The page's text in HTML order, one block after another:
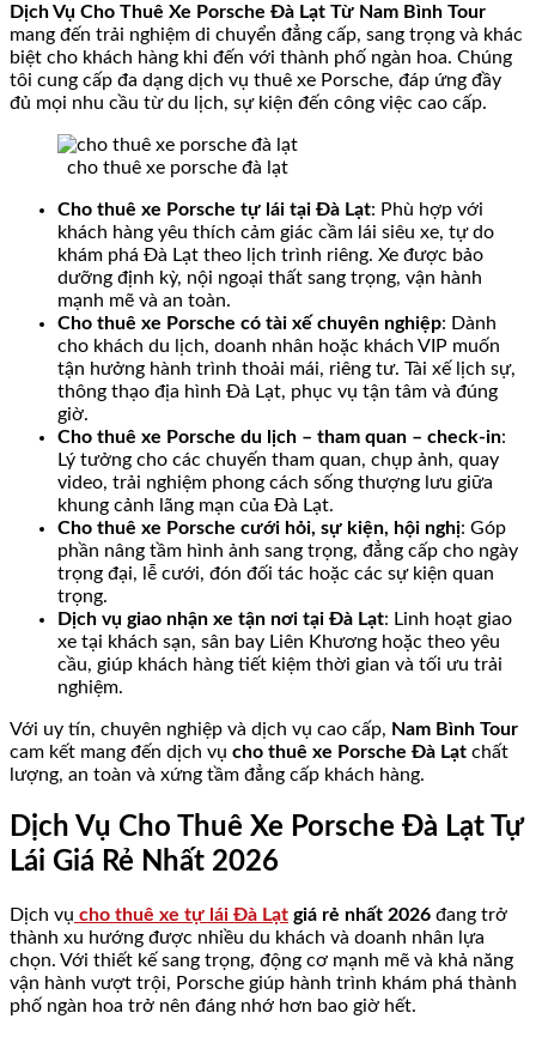
Dịch Vụ Cho Thuê Xe Porsche Đà Lạt Từ Nam Bình Tour
mang đến trải nghiệm di chuyển đẳng cấp, sang trọng và khác
biệt cho khách hàng khi đến với thành phố ngàn hoa. Chúng
tôi cung cấp đa dạng dịch vụ thuê xe Porsche, đáp ứng đầy
đủ mọi nhu cầu từ du lịch, sự kiện đến công việc cao cấp.
cho thuê xe porsche đà lạt
Cho thuê xe Porsche tự lái tại Đà Lạt: Phù hợp với
khách hàng yêu thích cảm giác cầm lái siêu xe, tự do
khám phá Đà Lạt theo lịch trình riêng. Xe được bảo
dưỡng định kỳ, nội ngoại thất sang trọng, vận hành
mạnh mẽ và an toàn.
Cho thuê xe Porsche có tài xế chuyên nghiệp: Dành
cho khách du lịch, doanh nhân hoặc khách VIP muốn
tận hưởng hành trình thoải mái, riêng tư. Tài xế lịch sự,
thông thạo địa hình Đà Lạt, phục vụ tận tâm và đúng
giờ.
Cho thuê xe Porsche du lịch – tham quan – check-in:
Lý tưởng cho các chuyến tham quan, chụp ảnh, quay
video, trải nghiệm phong cách sống thượng lưu giữa
khung cảnh lãng mạn của Đà Lạt.
Cho thuê xe Porsche cưới hỏi, sự kiện, hội nghị: Góp
phần nâng tầm hình ảnh sang trọng, đẳng cấp cho ngày
trọng đại, lễ cưới, đón đối tác hoặc các sự kiện quan
trọng.
Dịch vụ giao nhận xe tận nơi tại Đà Lạt: Linh hoạt giao
xe tại khách sạn, sân bay Liên Khương hoặc theo yêu
cầu, giúp khách hàng tiết kiệm thời gian và tối ưu trải
nghiệm.
Với uy tín, chuyên nghiệp và dịch vụ cao cấp, Nam Bình Tour
cam kết mang đến dịch vụ cho thuê xe Porsche Đà Lạt chất
lượng, an toàn và xứng tầm đẳng cấp khách hàng.
Dịch Vụ Cho Thuê Xe Porsche Đà Lạt Tự
Lái Giá Rẻ Nhất 2026
Dịch vụ cho thuê xe tự lái Đà Lạt giá rẻ nhất 2026 đang trở
thành xu hướng được nhiều du khách và doanh nhân lựa
chọn. Với thiết kế sang trọng, động cơ mạnh mẽ và khả năng
vận hành vượt trội, Porsche giúp hành trình khám phá thành
phố ngàn hoa trở nên đáng nhớ hơn bao giờ hết.